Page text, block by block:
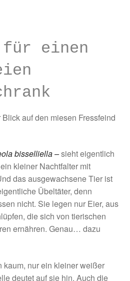
für einen
auf den miesen Fressfeind
bisselliella –sieht eigentlich
kleiner Nachtfalter mit
das ausgewachsene Tier ist
Übeltäter, denn
nicht. Sie legen nur Eier, aus
die sich von tierischen
ernähren. Genau… dazu
kaum, nur ein kleiner weißer
deutet auf sie hin. Auch die